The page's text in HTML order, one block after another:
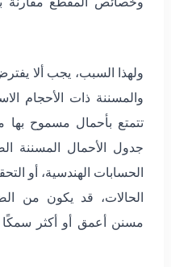
وخصائص المقطع مقارنةً
ولهذا السبب، يجب ألا
والمسننة ذات الأحجام
تتمتع بأحمال مسموح بها
جدول الأحمال المسننة
الحسابات الهندسية، أو
الحالات، قد يكون من
مسنن أعمق أو أكثر سمكًا